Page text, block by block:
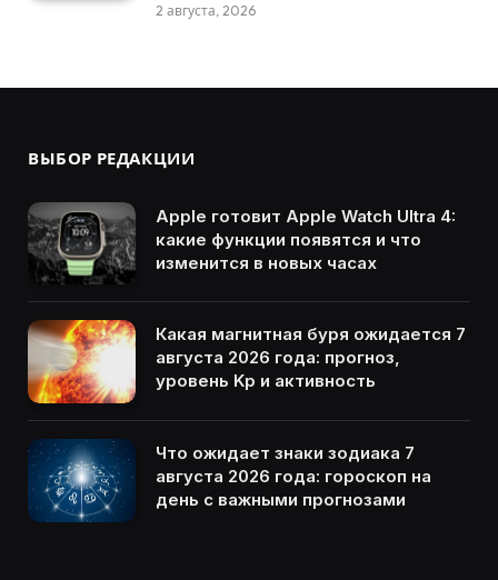
2 августа, 2026
ВЫБОР РЕДАКЦИИ
Apple готовит Apple Watch Ultra 4:
какие функции появятся и что
изменится в новых часах
Какая магнитная буря ожидается 7
августа 2026 года: прогноз,
уровень Kp и активность
Что ожидает знаки зодиака 7
августа 2026 года: гороскоп на
день с важными прогнозами